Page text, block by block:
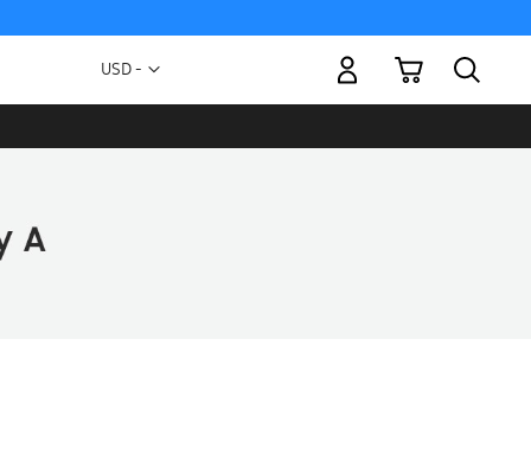
Moneda
USD -
Mi carrito